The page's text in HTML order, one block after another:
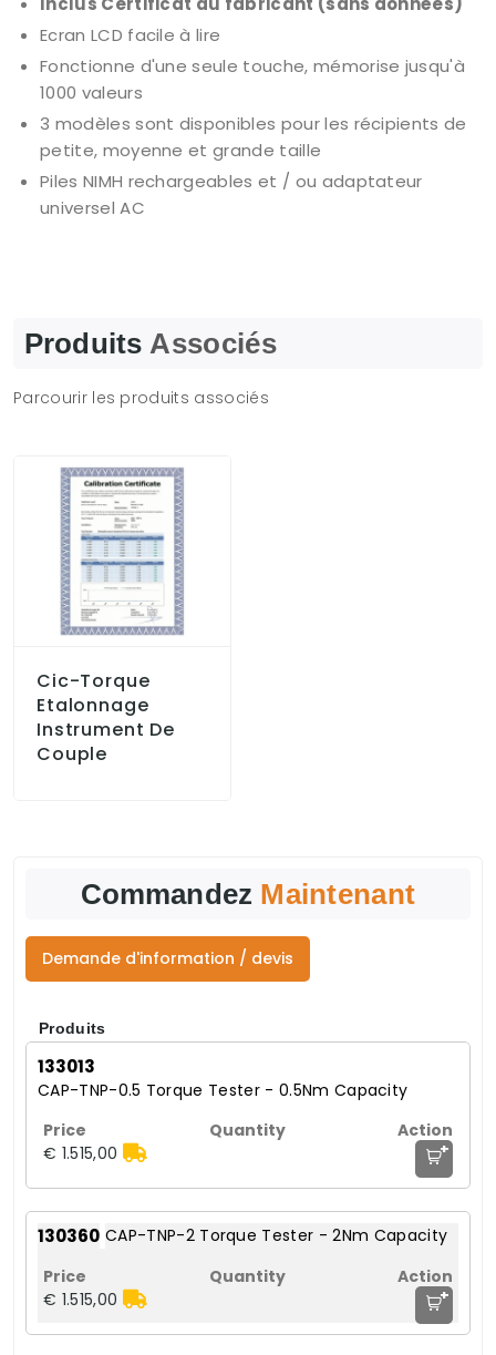
Ecran LCD facile à lire
Fonctionne d'une seule touche, mémorise jusqu'à
1000 valeurs
3 modèles sont disponibles pour les récipients de
petite, moyenne et grande taille
Piles NIMH rechargeables et / ou adaptateur
universel AC
ProduitsAssociés
Parcourir les produits associés
Cic-Torque
Etalonnage
Instrument De
Couple
Commandez Maintenant
Demande d'information / devis
Produits
133013
CAP-TNP-0.5 Torque Tester - 0.5Nm Capacity
€ 1.515,00 +
130360 CAP-TNP-2 Torque Tester - 2Nm Capacity
€ 1.515,00 +